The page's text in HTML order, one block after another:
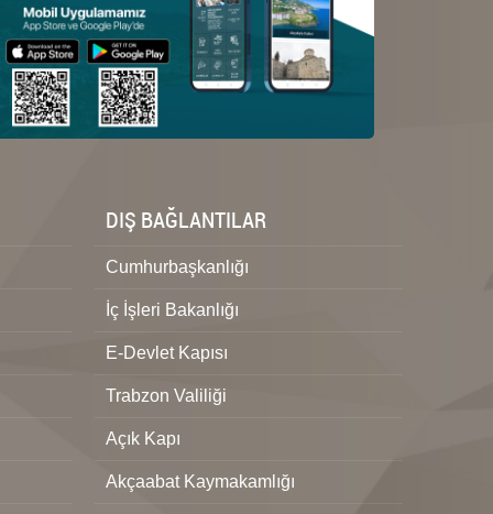
DIŞ BAĞLANTILAR
Cumhurbaşkanlığı
İç İşleri Bakanlığı
E-Devlet Kapısı
Trabzon Valiliği
Açık Kapı
Akçaabat Kaymakamlığı